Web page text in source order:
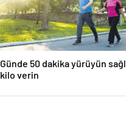
Günde 50 dakika yürüyün
kilo verin